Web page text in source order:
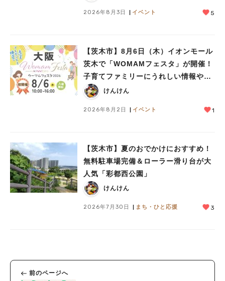
2026年8月3日 イベント 5
【茨木市】8月6日（木）イオンモール
茨木で「WOMAMフェスタ」が開催！
子育てファミリーにうれしい情報やプ
レゼントがいっぱい♪
けんけん
2026年8月2日 イベント 1
【茨木市】夏のおでかけにおすすめ！
無料駐車場完備＆ローラー滑り台が大
人気「彩都西公園」
けんけん
2026年7月30日 まち・ひと応援 3
前のページへ